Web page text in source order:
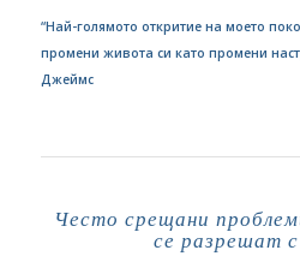
“Най-голямото откритие на моето
промени живота си като промени
Джеймс
Често срещани
се разрешат